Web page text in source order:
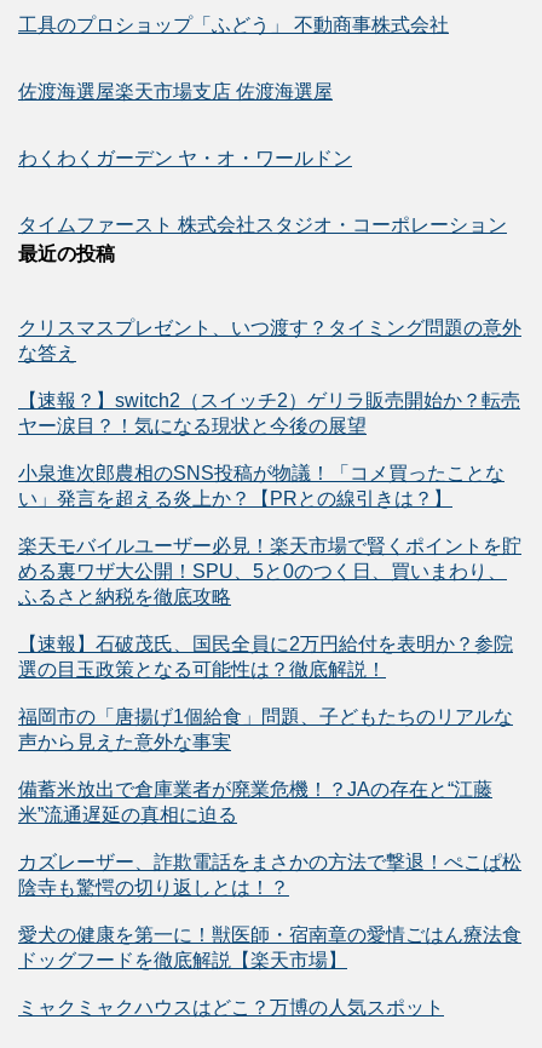
工具のプロショップ「ふどう」 不動商事株式会社
佐渡海選屋楽天市場支店 佐渡海選屋
わくわくガーデン ヤ・オ・ワールドン
タイムファースト 株式会社スタジオ・コーポレーション
最近の投稿
クリスマスプレゼント、いつ渡す？タイミング問題の意外
な答え
【速報？】switch2（スイッチ2）ゲリラ販売開始か？転売
ヤー涙目？！気になる現状と今後の展望
小泉進次郎農相のSNS投稿が物議！「コメ買ったことな
い」発言を超える炎上か？【PRとの線引きは？】
楽天モバイルユーザー必見！楽天市場で賢くポイントを貯
める裏ワザ大公開！SPU、5と0のつく日、買いまわり、
ふるさと納税を徹底攻略
【速報】石破茂氏、国民全員に2万円給付を表明か？参院
選の目玉政策となる可能性は？徹底解説！
福岡市の「唐揚げ1個給食」問題、子どもたちのリアルな
声から見えた意外な事実
備蓄米放出で倉庫業者が廃業危機！？JAの存在と“江藤
米”流通遅延の真相に迫る
カズレーザー、詐欺電話をまさかの方法で撃退！ぺこぱ松
陰寺も驚愕の切り返しとは！？
愛犬の健康を第一に！獣医師・宿南章の愛情ごはん療法食
ドッグフードを徹底解説【楽天市場】
ミャクミャクハウスはどこ？万博の人気スポット